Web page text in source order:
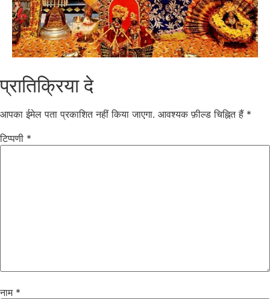
प्रातिक्रिया दे
आपका ईमेल पता प्रकाशित नहीं किया जाएगा. आवश्यक फ़ील्ड चिह्नित हैं *
टिप्पणी *
नाम *